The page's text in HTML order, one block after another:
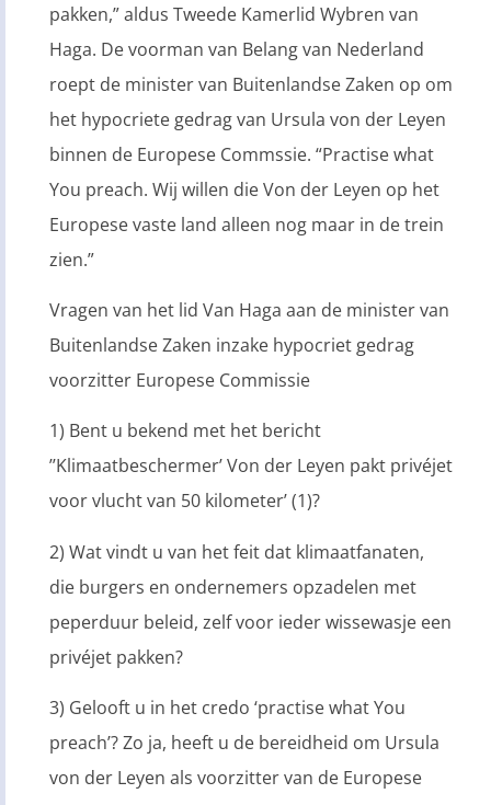
pakken,” aldus Tweede Kamerlid Wybren van
Haga. De voorman van Belang van Nederland
roept de minister van Buitenlandse Zaken op om
het hypocriete gedrag van Ursula von der Leyen
binnen de Europese Commssie. “Practise what
You preach. Wij willen die Von der Leyen op het
Europese vaste land alleen nog maar in de trein
zien.”
Vragen van het lid Van Haga aan de minister van
Buitenlandse Zaken inzake hypocriet gedrag
voorzitter Europese Commissie
1) Bent u bekend met het bericht
’’Klimaatbeschermer’ Von der Leyen pakt privéjet
voor vlucht van 50 kilometer’ (1)?
2) Wat vindt u van het feit dat klimaatfanaten,
die burgers en ondernemers opzadelen met
peperduur beleid, zelf voor ieder wissewasje een
privéjet pakken?
3) Gelooft u in het credo ‘practise what You
preach’? Zo ja, heeft u de bereidheid om Ursula
von der Leyen als voorzitter van de Europese